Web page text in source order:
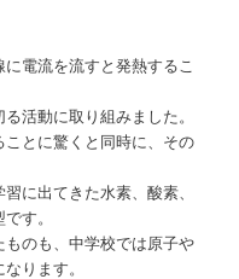
電流を流すと発熱するこ
活動に取り組みました。
とに驚くと同時に、その
に出てきた水素、酸素、
す。
のも、中学校では原子や
ります。